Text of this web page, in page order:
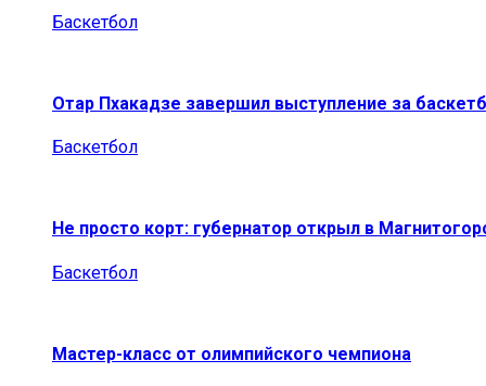
Баскетбол
Отар Пхакадзе завершил выступление за
Баскетбол
Не просто корт: губернатор открыл в
Баскетбол
Мастер-класс от олимпийского чемпиона